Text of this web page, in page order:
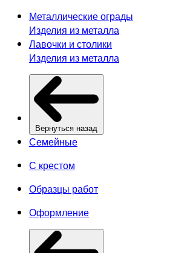
Металлические ограды
Изделия из металла
Лавочки и столики
Изделия из металла
Вернуться назад
Семейные
С крестом
Образцы работ
Оформление